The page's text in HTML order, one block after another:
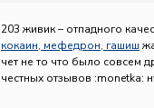
203 живик – отпадного
кокаин, мефедрон, гашиш
чет не то что было совсем
честных отзывов :monetka: